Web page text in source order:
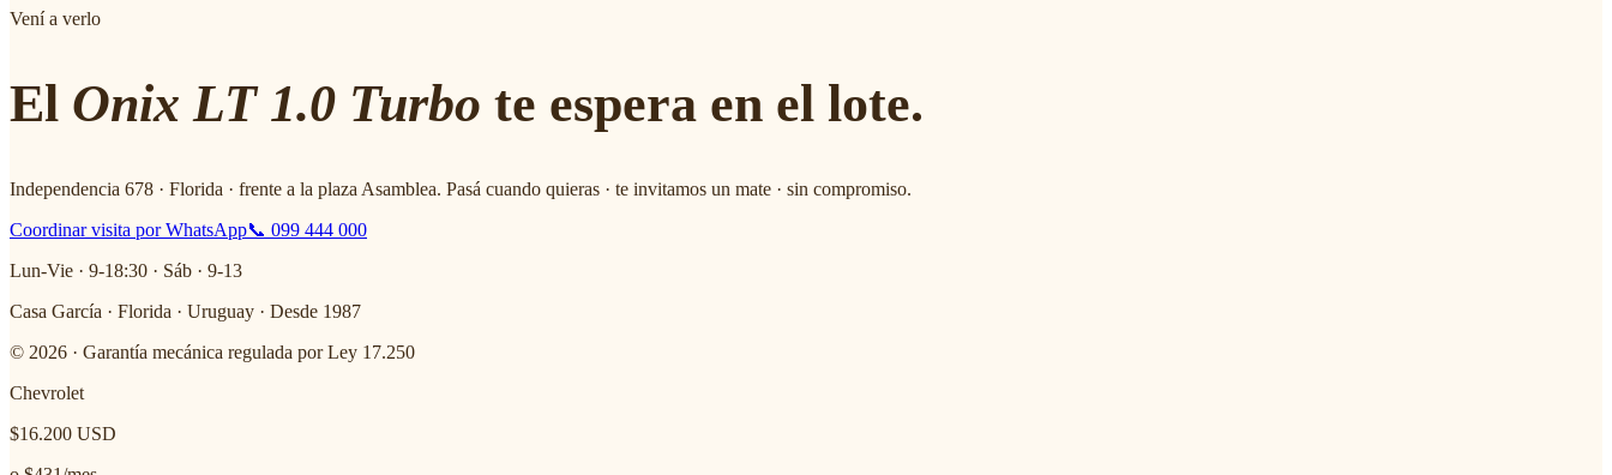
Vení a verlo
El Onix LT 1.0 Turbo te espera en el lote.
Independencia 678 · Florida · frente a la plaza Asamblea. Pasá cuando quieras · te invitamos un mate · sin compromiso.
Coordinar visita por WhatsApp📞 099 444 000
Lun-Vie · 9-18:30 · Sáb · 9-13
Casa García · Florida · Uruguay · Desde 1987
© 2026 · Garantía mecánica regulada por Ley 17.250
Chevrolet
$16.200 USD